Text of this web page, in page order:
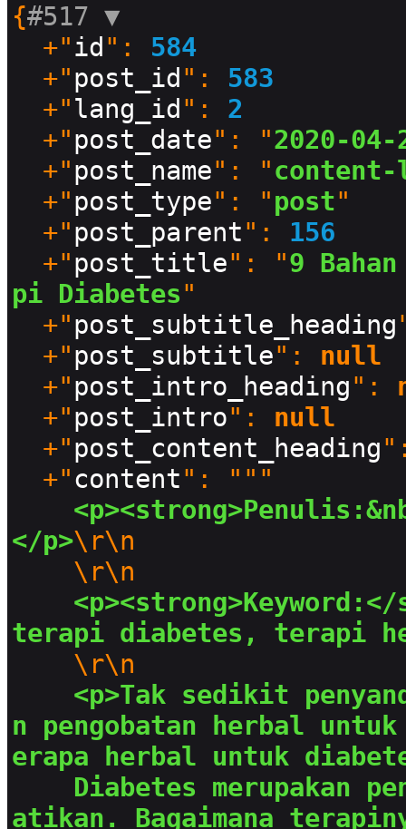
{#517 ▼
  +"
id ": 584
  +"
post_id ": 583
  +"
lang_id ": 2
  +"
post_date": "2020-04-
  +"
post_name": "
  +"
post_type": "post"
  +"
post_parent": 156
  +"
post_title": "9
pi Diabetes"
  +"
post_subtitle_heading
  +"
post_subtitle": null
  +"
post_intro_heading":
  +"
post_intro": null
  +"
post_content_heading
  +"
content": """
</p>\r\n
\r\n
terapi diabetes, terapi
\r\n
<p>Tak sedikit
n pengobatan herbal
erapa herbal untuk
Diabetes merupakan
atikan. Bagaimana